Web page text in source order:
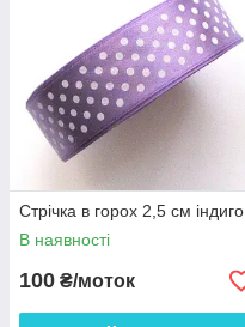
Стрічка в горох 2,5 см індиго
В наявності
100 ₴/моток